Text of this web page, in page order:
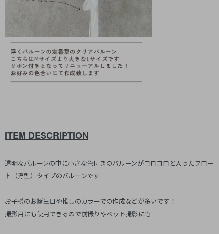
ITEM DESCRIPTION
透明なバルーンの中に小さな色付きのバルーンがコロコロと入ったフロー
ト（浮型）タイプのバルーンです
お子様のお誕生日や推しのカラーでの作成などが多いです！
撮影用にも使用できるので前撮りやペット撮影にも